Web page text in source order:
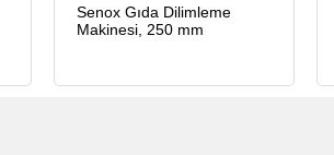
Senox Gıda Dilimleme
Makinesi, 250 mm